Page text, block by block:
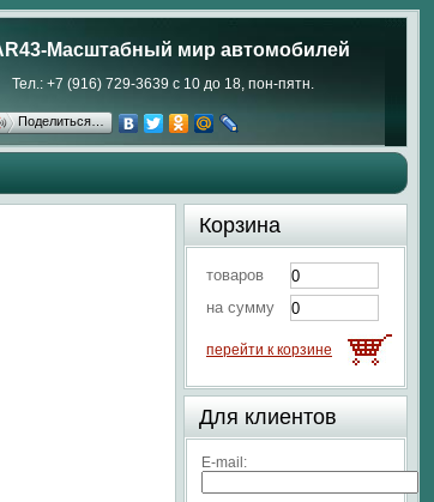
Масштабный мир автомобилей
Тел.: +7 (916) 729-3639 с 10 до 18, пон-пятн.
Поделиться…
Корзина
товаров
на сумму
перейти к корзине
Для клиентов
E-mail: